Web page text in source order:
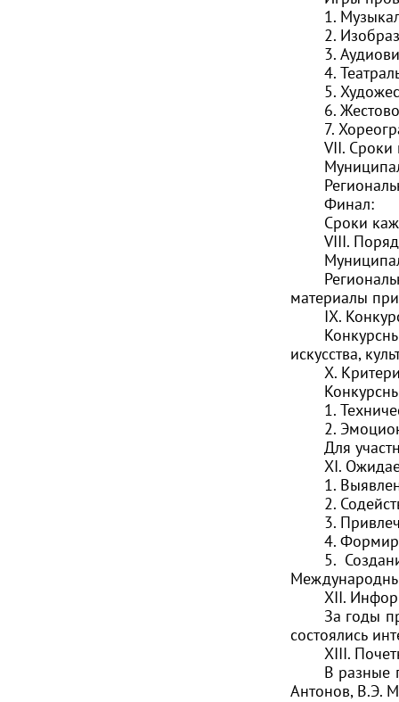
1.
2.
3.
4.
5.
6.
7.
VII. Сроки
Финал:
Сроки
VIII.
материалы
IX.
искусства,
X.
1.
2.
Для
XI.
1.
2.
3.
4.
5.
XII.
За годы
состоялись
XIII.
В разные
Антонов, В.Э.